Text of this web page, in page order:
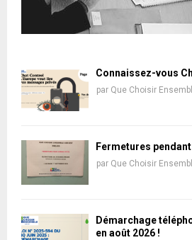
Connaissez-vous
par Que Choisir
Fermetures
par Que Choisir
Démarchage
en août 2026 !